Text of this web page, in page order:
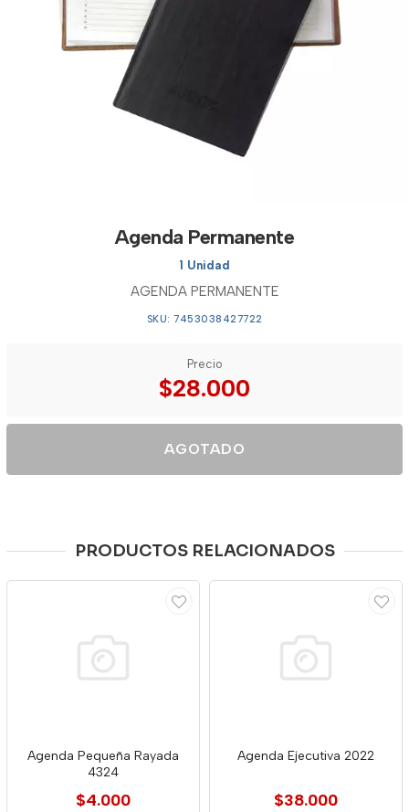
Agenda Permanente
1 Unidad
AGENDA PERMANENTE
SKU: 7453038427722
Precio
$28.000
AGOTADO
PRODUCTOS RELACIONADOS
Agenda Pequeña Rayada
4324
$4.000
Agenda Ejecutiva 2022
$38.000